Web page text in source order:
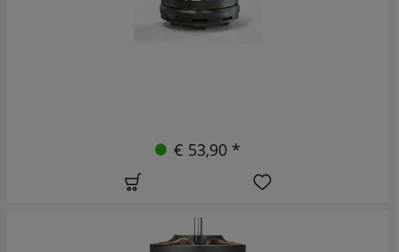
€ 53,90 *